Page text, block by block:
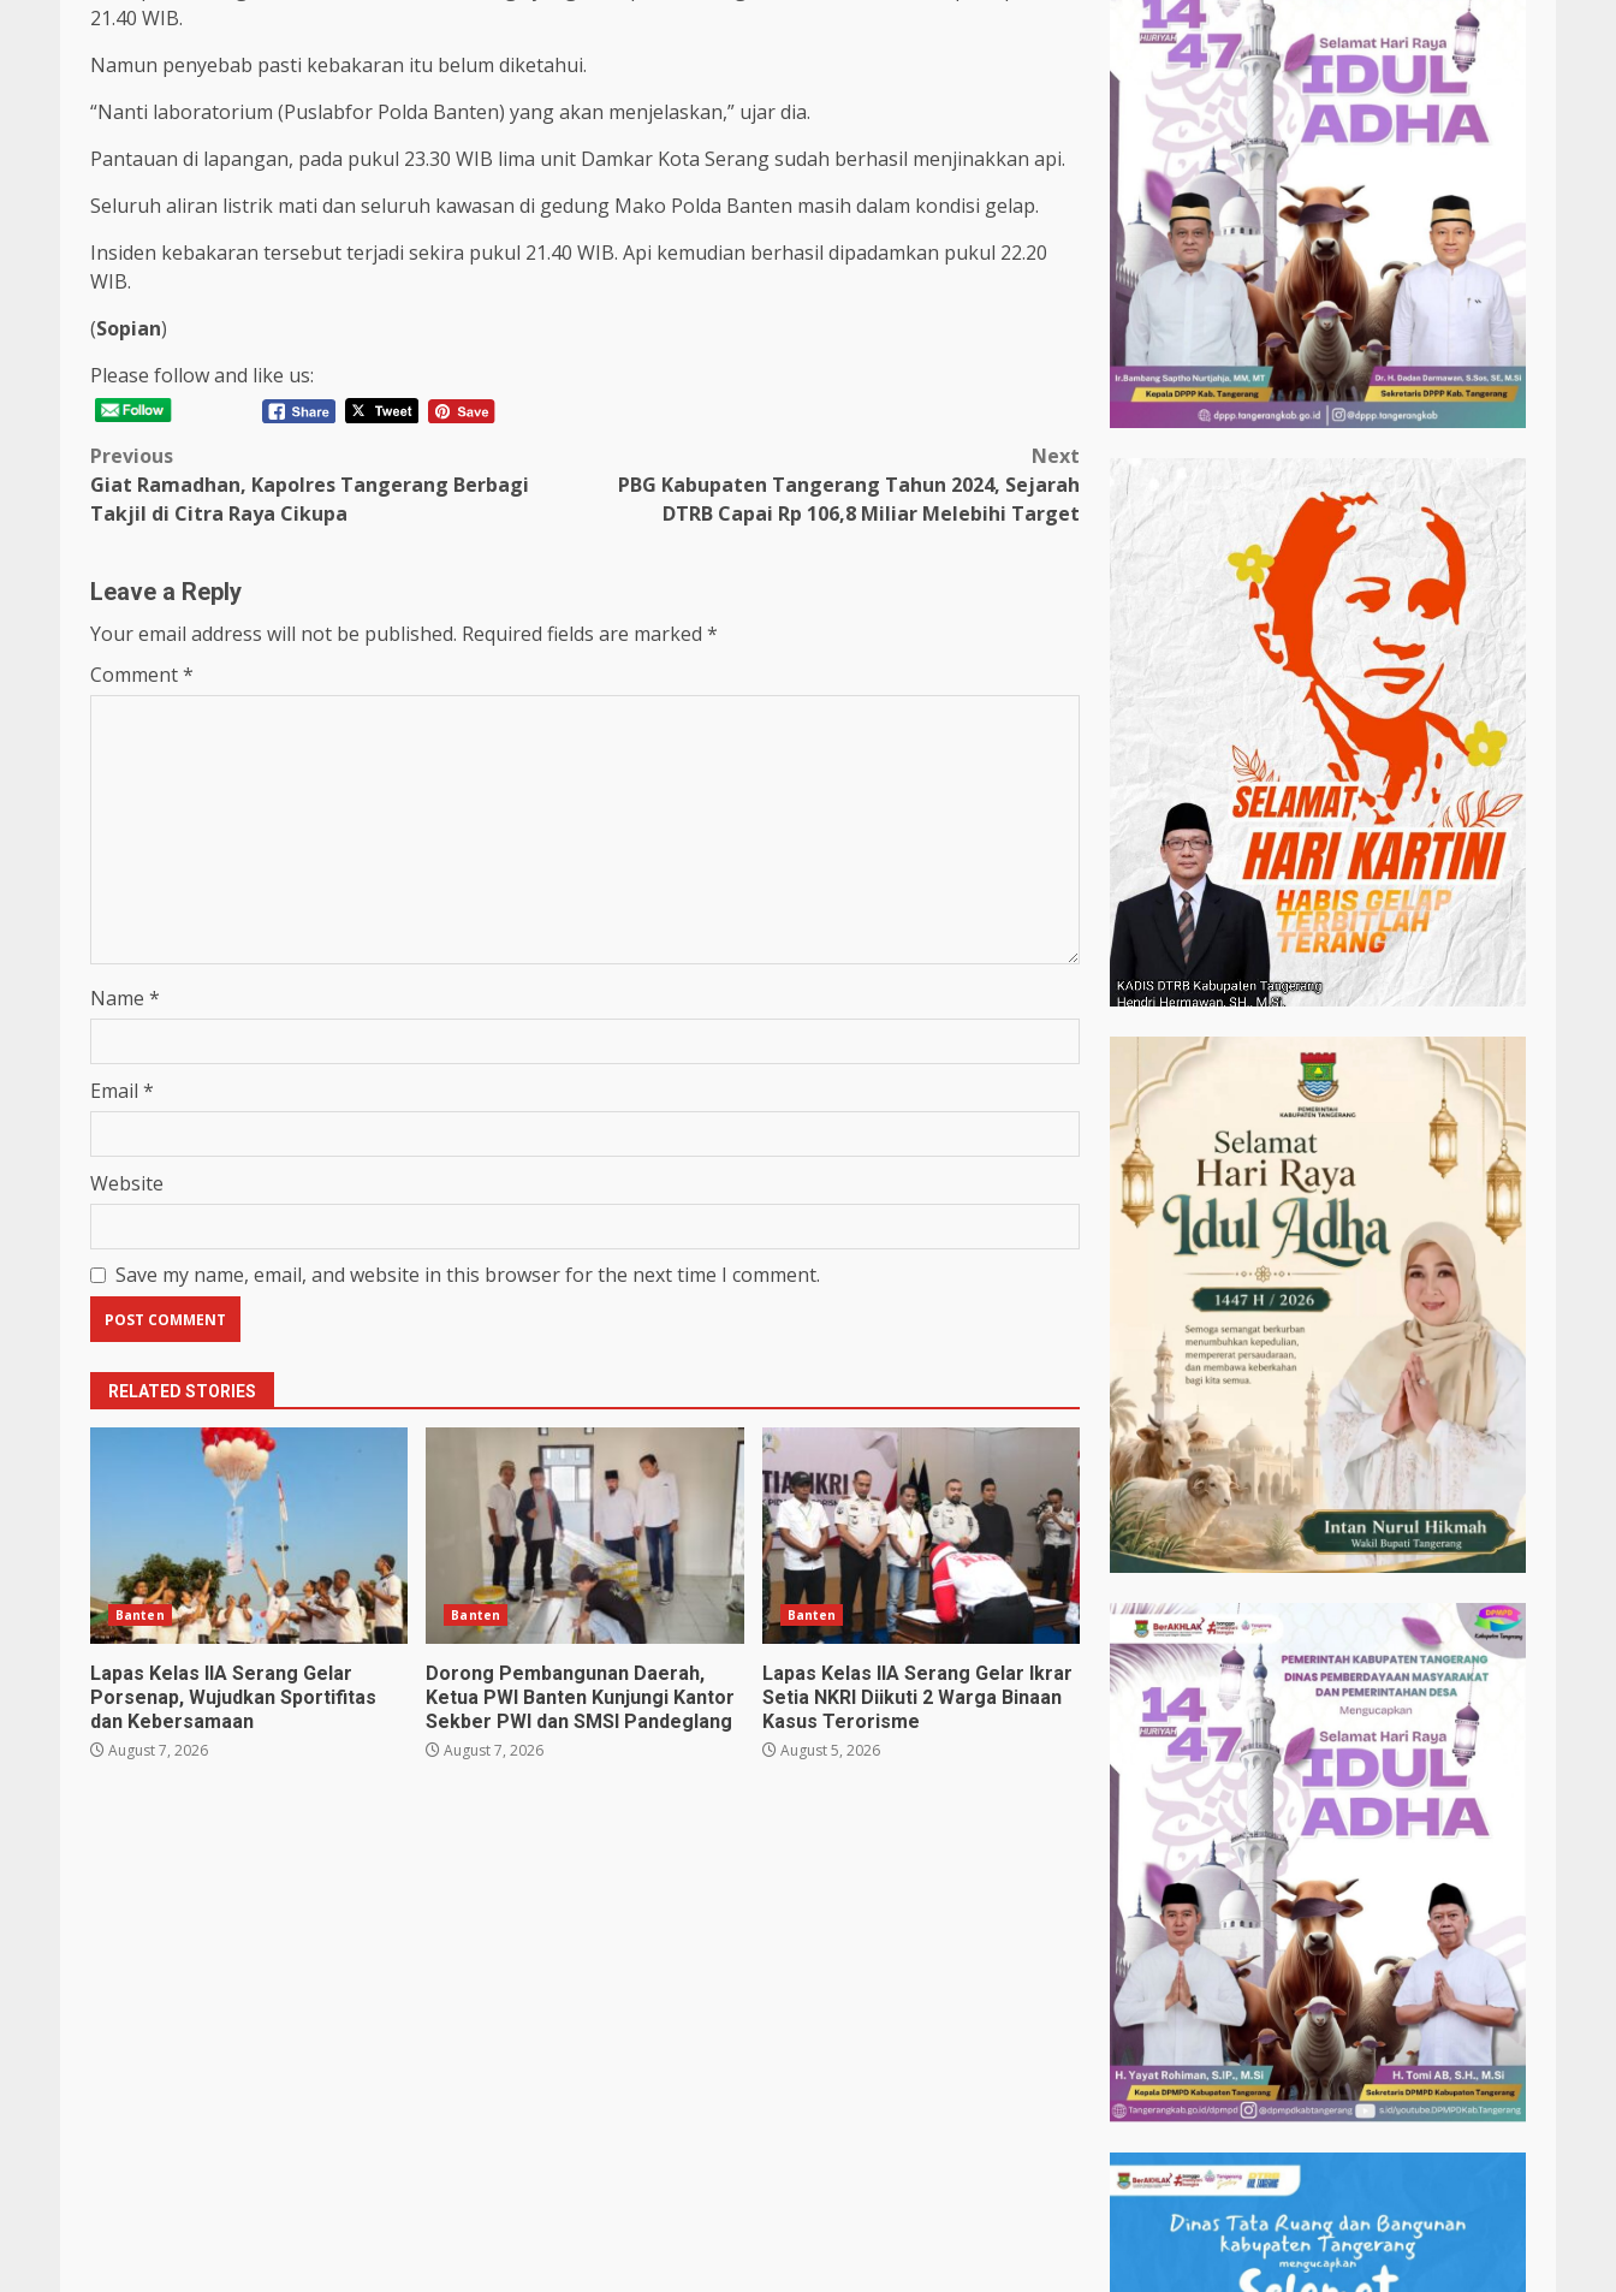
21.40 WIB.
Namun penyebab pasti kebakaran itu belum diketahui.
“Nanti laboratorium (Puslabfor Polda Banten) yang akan menjelaskan,” ujar dia.
Pantauan di lapangan, pada pukul 23.30 WIB lima unit Damkar Kota Serang sudah berhasil menjinakkan api.
Seluruh aliran listrik mati dan seluruh kawasan di gedung Mako Polda Banten masih dalam kondisi gelap.
Insiden kebakaran tersebut terjadi sekira pukul 21.40 WIB. Api kemudian berhasil dipadamkan pukul 22.20
WIB.
(Sopian)
Please follow and like us:
Post
navigation
Previous
Giat Ramadhan, Kapolres Tangerang Berbagi
Takjil di Citra Raya Cikupa
Next
PBG Kabupaten Tangerang Tahun 2024, Sejarah
DTRB Capai Rp 106,8 Miliar Melebihi Target
Leave a Reply
Your email address will not be published. Required fields are marked *
Comment*
Name *
Email *
Website
Save my name, email, and website in this browser for the next time I comment.
RELATED STORIES
Banten
Lapas Kelas IIA Serang Gelar
Porsenap, Wujudkan Sportifitas
dan Kebersamaan
August 7, 2026
Banten
Dorong Pembangunan Daerah,
Ketua PWI Banten Kunjungi Kantor
Sekber PWI dan SMSI Pandeglang
August 7, 2026
Banten
Lapas Kelas IIA Serang Gelar Ikrar
Setia NKRI Diikuti 2 Warga Binaan
Kasus Terorisme
August 5, 2026